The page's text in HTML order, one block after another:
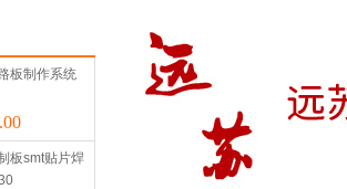
板制作系统
板smt贴片焊